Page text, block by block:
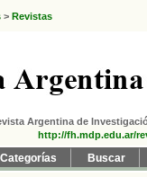
> Revistas
Argentina de
http://fh.mdp.edu.ar/
Categorías Buscar